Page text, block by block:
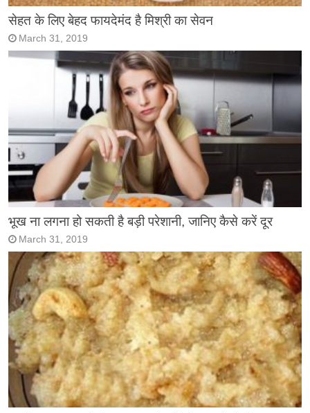
सेहत के लिए बेहद फायदेमंद है मिश्री का सेवन
March 31, 2019
भूख ना लगना हो सकती है बड़ी परेशानी, जानिए कैसे करें दूर
March 31, 2019